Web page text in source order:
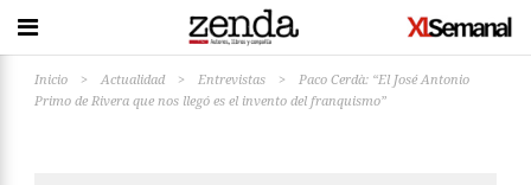
Inicio > Actualidad > Entrevistas >
Paco Cerdà: “El José Antonio
Primo de Rivera que nos llegó es el invento del franquismo”